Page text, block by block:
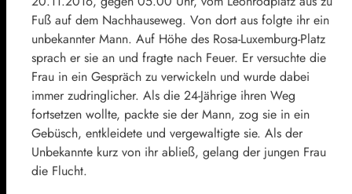
Fuß auf dem Nachhauseweg. Von dort aus folgte ihr ein
unbekannter Mann. Auf Höhe des Rosa-Luxemburg-Platz
sprach er sie an und fragte nach Feuer. Er versuchte die
Frau in ein Gespräch zu verwickeln und wurde dabei
immer zudringlicher. Als die 24-Jährige ihren Weg
fortsetzen wollte, packte sie der Mann, zog sie in ein
Gebüsch, entkleidete und vergewaltigte sie. Als der
Unbekannte kurz von ihr abließ, gelang der jungen Frau
die Flucht.